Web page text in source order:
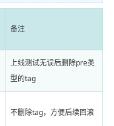
备注
上线测试无误后删除pre类
型的tag
不删除tag，方便后续回滚